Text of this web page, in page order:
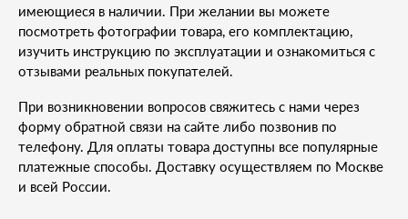
имеющиеся в наличии. При желании вы можете
посмотреть фотографии товара, его комплектацию,
изучить инструкцию по эксплуатации и ознакомиться с
отзывами реальных покупателей.
При возникновении вопросов свяжитесь с нами через
форму обратной связи на сайте либо позвонив по
телефону. Для оплаты товара доступны все популярные
платежные способы. Доставку осуществляем по Москве
и всей России.